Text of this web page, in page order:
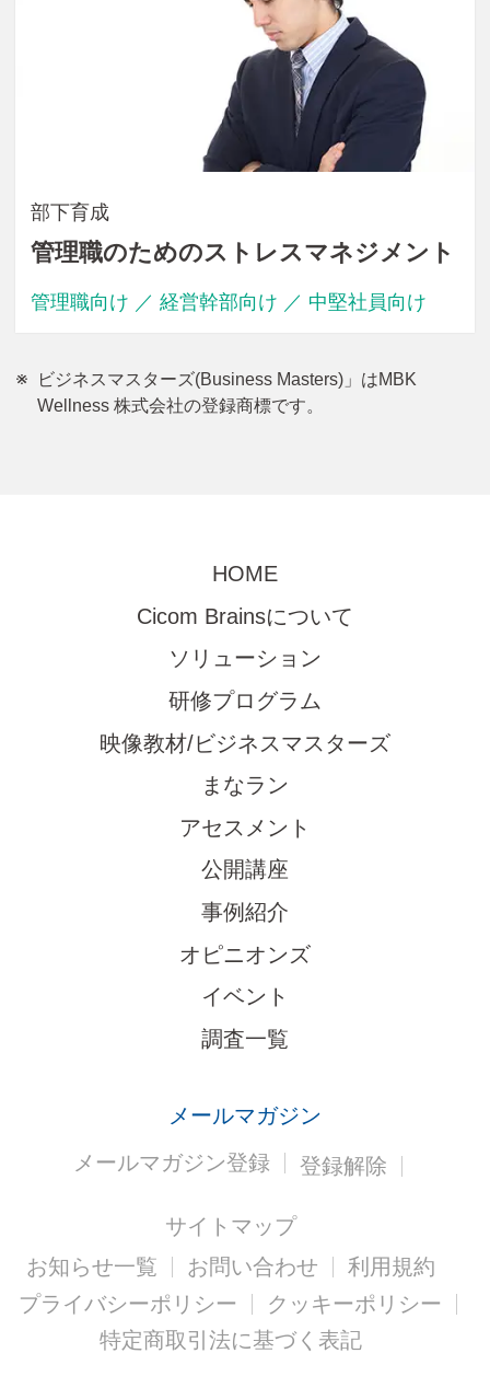
部下育成
管理職のためのストレスマネジメント
管理職向け ／ 経営幹部向け ／ 中堅社員向け
ビジネスマスターズ(Business Masters)」はMBK
Wellness 株式会社の登録商標です。
HOME
Cicom Brainsについて
ソリューション
研修プログラム
映像教材/ビジネスマスターズ
まなラン
アセスメント
公開講座
事例紹介
オピニオンズ
イベント
調査一覧
メールマガジン
メールマガジン登録
登録解除
サイトマップ
お知らせ一覧
お問い合わせ
利用規約
プライバシーポリシー
クッキーポリシー
特定商取引法に基づく表記